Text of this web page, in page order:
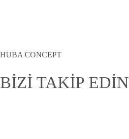
HUBA CONCEPT
BİZİ TAKİP EDİN